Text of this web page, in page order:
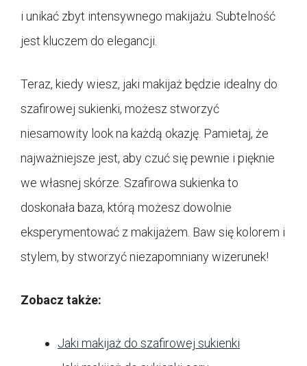
i unikać zbyt intensywnego makijażu. Subtelność
jest kluczem do elegancji.
Teraz, kiedy wiesz, jaki makijaż będzie idealny do
szafirowej sukienki, możesz stworzyć
niesamowity look na każdą okazję. Pamietaj, że
najważniejsze jest, aby czuć się pewnie i pięknie
we własnej skórze. Szafirowa sukienka to
doskonała baza, którą możesz dowolnie
eksperymentować z makijażem. Baw się kolorem i
stylem, by stworzyć niezapomniany wizerunek!
Zobacz także:
Jaki makijaż do szafirowej sukienki